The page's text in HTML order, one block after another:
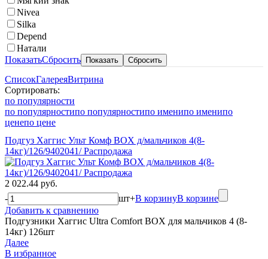
Nivea
Silka
Depend
Натали
ПоказатьСбросить
СписокГалереяВитрина
Сортировать:
по популярности
по популярностипо популярностипо именипо именипо
ценепо цене
Подгуз Хаггис Ульт Комф BOX д/мальчиков 4(8-
14кг)/126/9402041/ Распродажа
2 022.44 руб.
-
шт+В корзинуВ корзине
Добавить к сравнению
Подгузники Хаггис Ultra Comfort BOX для мальчиков 4 (8-
14кг) 126шт
Далее
В избранное